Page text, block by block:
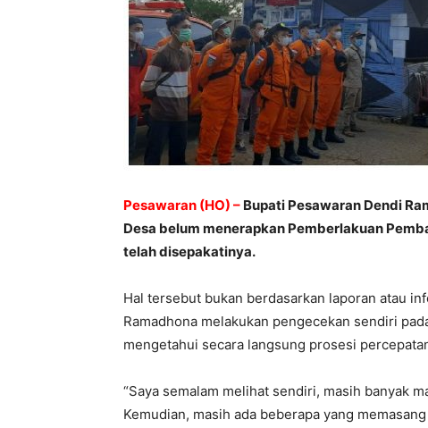
Pesawaran (HO) – Bupati Pesawaran Dendi
Desa belum menerapkan Pemberlakuan
telah disepakatinya.
Hal tersebut bukan berdasarkan laporan atau
Ramadhona melakukan pengecekan sendiri
mengetahui secara langsung prosesi
“Saya semalam melihat sendiri, masih banyak
Kemudian, masih ada beberapa yang